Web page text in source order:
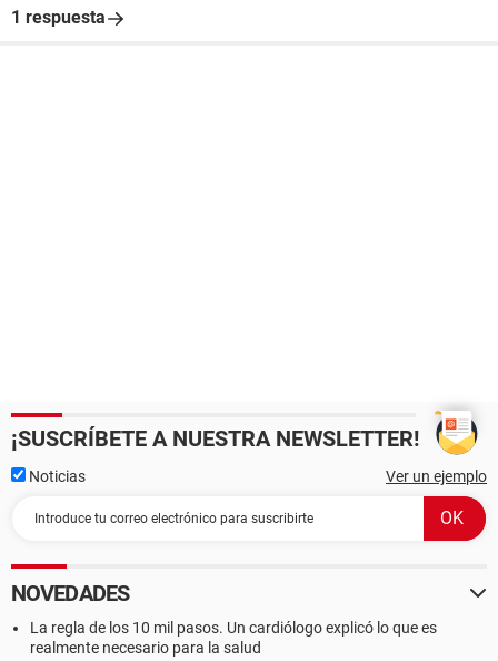
1 respuesta
¡SUSCRÍBETE A NUESTRA NEWSLETTER!
Noticias Ver un ejemplo
NOVEDADES
La regla de los 10 mil pasos. Un cardiólogo explicó lo que es
realmente necesario para la salud